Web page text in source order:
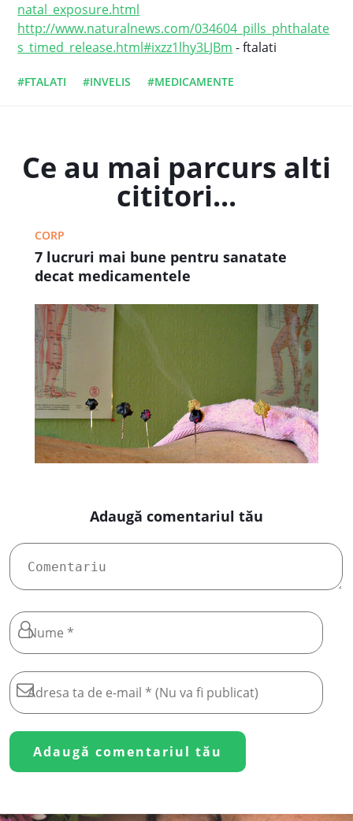
natal_exposure.html
http://www.naturalnews.com/034604_pills_phthalate
s_timed_release.html#ixzz1lhy3LJBm - ftalati
#FTALATI #INVELIS #MEDICAMENTE
Ce au mai parcurs alti
cititori...
CORP
7 lucruri mai bune pentru sanatate
decat medicamentele
Adaugă comentariul tău